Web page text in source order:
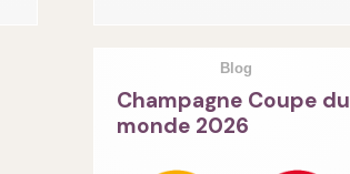
Blog
Champagne Coupe du
monde 2026